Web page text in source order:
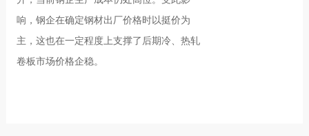
响，钢企在确定钢材出厂价格时以挺价为
主，这也在一定程度上支撑了后期冷、热轧
卷板市场价格企稳。